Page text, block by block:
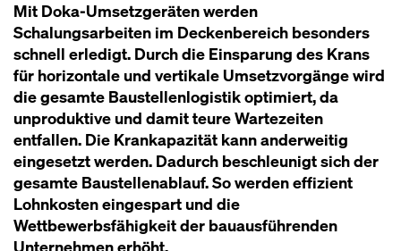
Mit Doka-Umsetzgeräten werden
Schalungsarbeiten im Deckenbereich besonders
schnell erledigt. Durch die Einsparung des Krans
für horizontale und vertikale Umsetzvorgänge wird
die gesamte Baustellenlogistik optimiert, da
unproduktive und damit teure Wartezeiten
entfallen. Die Krankapazität kann anderweitig
eingesetzt werden. Dadurch beschleunigt sich der
gesamte Baustellenablauf. So werden effizient
Lohnkosten eingespart und die
Wettbewerbsfähigkeit der bauausführenden